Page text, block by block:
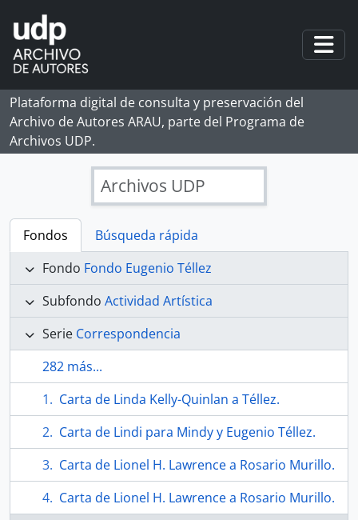
Skip to main content
Plataforma digital de consulta y preservación del
Archivo de Autores ARAU, parte del Programa de
Archivos UDP.
Archivos UDP
Fondos
Búsqueda rápida
Fondo Fondo Eugenio Téllez
Subfondo Actividad Artística
Serie Correspondencia
282 más...
Carta de Linda Kelly-Quinlan a Téllez.
Carta de Lindi para Mindy y Eugenio Téllez.
Carta de Lionel H. Lawrence a Rosario Murillo.
Carta de Lionel H. Lawrence a Rosario Murillo.